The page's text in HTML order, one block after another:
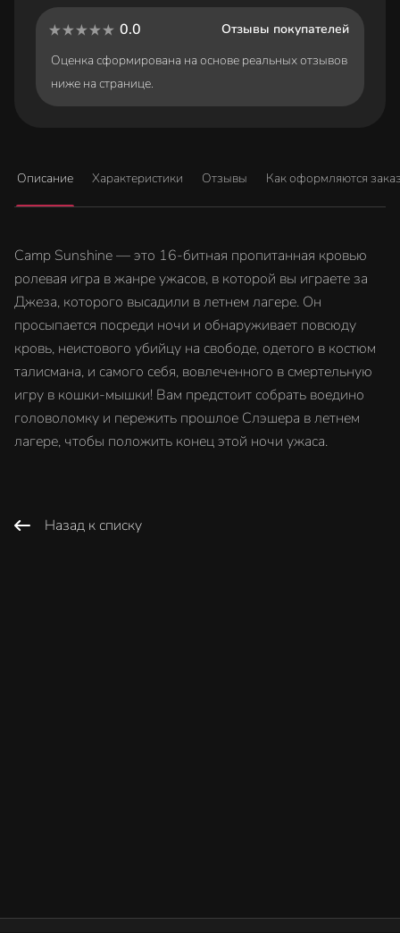
0.0
Отзывы покупателей
Оценка сформирована на основе реальных отзывов
ниже на странице.
Описание Характеристики Отзывы Как оформляются
Camp Sunshine — это 16-битная пропитанная кровью
ролевая игра в жанре ужасов, в которой вы играете за
Джеза, которого высадили в летнем лагере. Он
просыпается посреди ночи и обнаруживает повсюду
кровь, неистового убийцу на свободе, одетого в костюм
талисмана, и самого себя, вовлеченного в смертельную
игру в кошки-мышки! Вам предстоит собрать воедино
головоломку и пережить прошлое Слэшера в летнем
лагере, чтобы положить конец этой ночи ужаса.
Назад к списку